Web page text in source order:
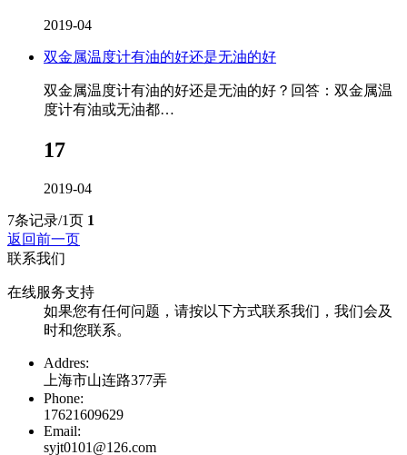
2019-04
双金属温度计有油的好还是无油的好
双金属温度计有油的好还是无油的好？回答：双金属温
度计有油或无油都…
17
2019-04
7条记录/1页 1
返回前一页
联系我们
在线服务支持
如果您有任何问题，请按以下方式联系我们，我们会及
时和您联系。
Addres:
上海市山连路377弄
Phone:
17621609629
Email:
syjt0101@126.com